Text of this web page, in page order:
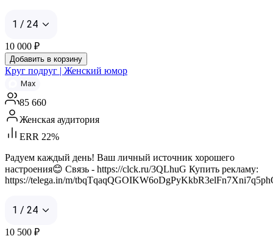
1 / 24
10 000 ₽
Добавить в корзину
Круг подруг | Женский юмор
Max
85 660
Женская аудитория
ERR 22%
Радуем каждый день! Ваш личный источник хорошего
настроения😊 Связь - https://clck.ru/3QLhuG Купить рекламу:
https://telega.in/m/
1 / 24
10 500 ₽